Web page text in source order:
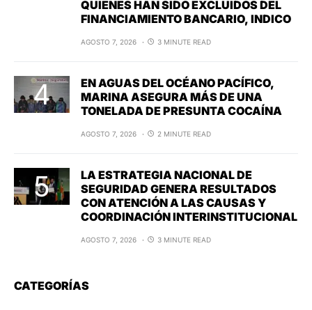
QUIENES HAN SIDO EXCLUIDOS DEL
FINANCIAMIENTO BANCARIO, INDICO
AGOSTO 7, 2026 3 MINUTE READ
EN AGUAS DEL OCÉANO PACÍFICO,
MARINA ASEGURA MÁS DE UNA
TONELADA DE PRESUNTA COCAÍNA
AGOSTO 7, 2026 2 MINUTE READ
LA ESTRATEGIA NACIONAL DE
SEGURIDAD GENERA RESULTADOS
CON ATENCIÓN A LAS CAUSAS Y
COORDINACIÓN INTERINSTITUCIONAL
AGOSTO 7, 2026 3 MINUTE READ
CATEGORÍAS